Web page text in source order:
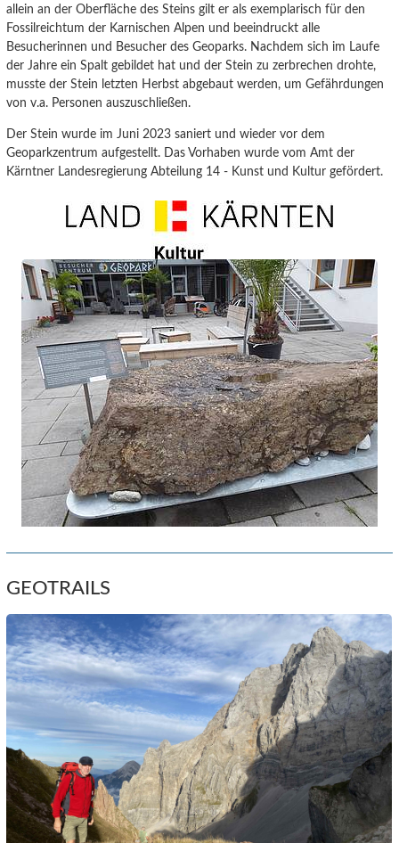
allein an der Oberfläche des Steins gilt er als exemplarisch für den
Fossilreichtum der Karnischen Alpen und beeindruckt alle
Besucherinnen und Besucher des Geoparks. Nachdem sich im Laufe
der Jahre ein Spalt gebildet hat und der Stein zu zerbrechen drohte,
musste der Stein letzten Herbst abgebaut werden, um Gefährdungen
von v.a. Personen auszuschließen.
Der Stein wurde im Juni 2023 saniert und wieder vor dem
Geoparkzentrum aufgestellt. Das Vorhaben wurde vom Amt der
Kärntner Landesregierung Abteilung 14 - Kunst und Kultur gefördert.
GEOTRAILS